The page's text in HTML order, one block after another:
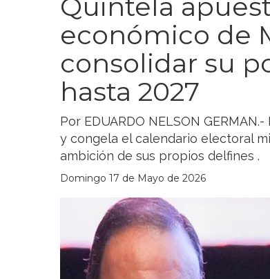
Quintela
económico de
consolidar su
hasta 2027
Por EDUARDO NELSON
y congela el calendario electoral
ambición de sus propios delfines .
Domingo 17 de Mayo de 2026